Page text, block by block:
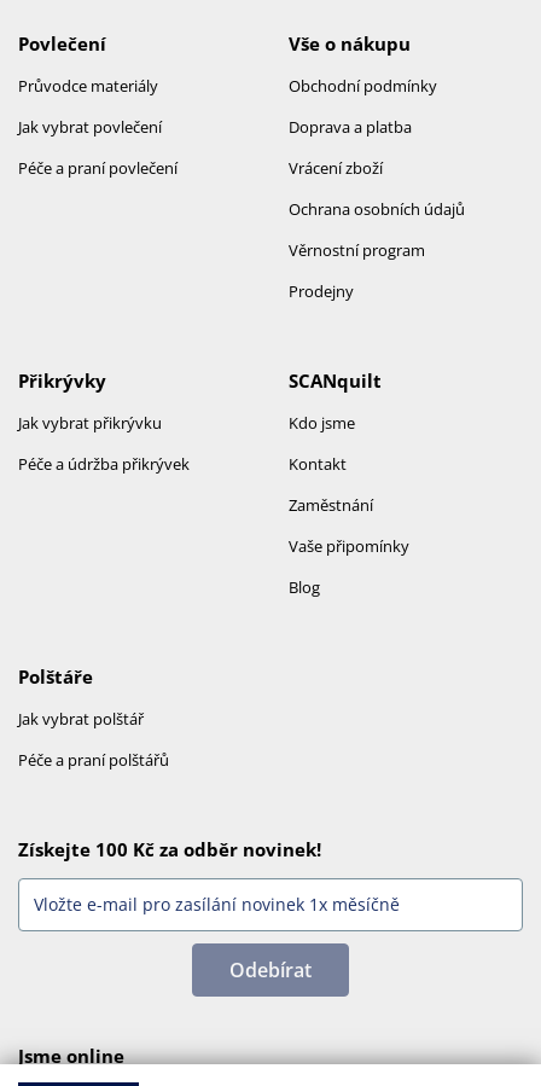
Povlečení
Průvodce materiály
Jak vybrat povlečení
Péče a praní povlečení
Vše o nákupu
Obchodní podmínky
Doprava a platba
Vrácení zboží
Ochrana osobních údajů
Věrnostní program
Prodejny
SCANquilt
Kdo jsme
Kontakt
Zaměstnání
Vaše připomínky
Blog
Přikrývky
Jak vybrat přikrývku
Péče a údržba přikrývek
Polštáře
Jak vybrat polštář
Péče a praní polštářů
Získejte 100 Kč za odběr novinek!
Odebírat
Jsme online